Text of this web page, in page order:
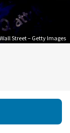
Wall Street – Getty Images